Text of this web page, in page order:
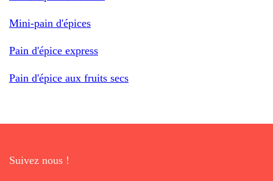
Mini-pain d'épices
Pain d'épice express
Pain d'épice aux fruits secs
Suivez nous !